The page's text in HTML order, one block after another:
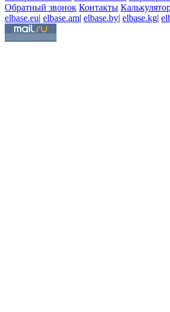
Обратный звонок Контакты
elbase.eu| elbase.am| elbase.by| elbase.kg|